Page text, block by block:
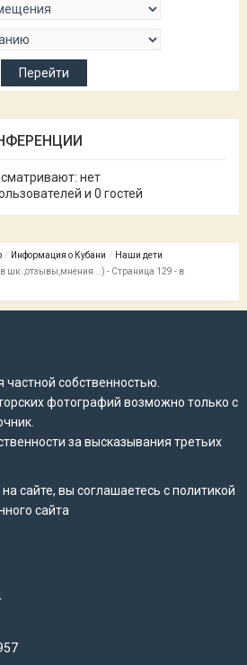
нет
и 0 гостей
Информация о Кубани
Наши дети
в шк.,отзывы,мнения...) - Страница 129 - в
частной собственностью.
фотографий возможно только с
за высказывания третьих
сайте, вы соглашаетесь сполитикой
сайта